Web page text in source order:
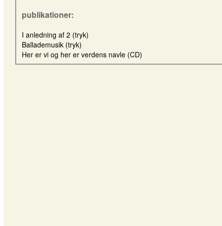
publikationer:
I anledning af 2 (tryk)
Ballademusik (tryk)
Her er vi og her er verdens navle (CD)